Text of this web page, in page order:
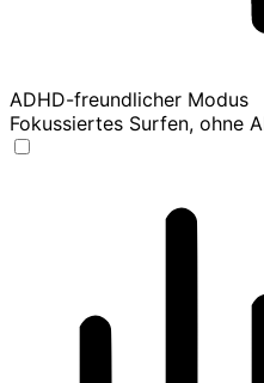
ADHD-freundlicher Modus
Fokussiertes Surfen, ohne